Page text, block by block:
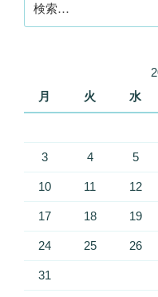
索:
月
火 水
3 4 5
10 11 12
17 18 19
24 25 26
31